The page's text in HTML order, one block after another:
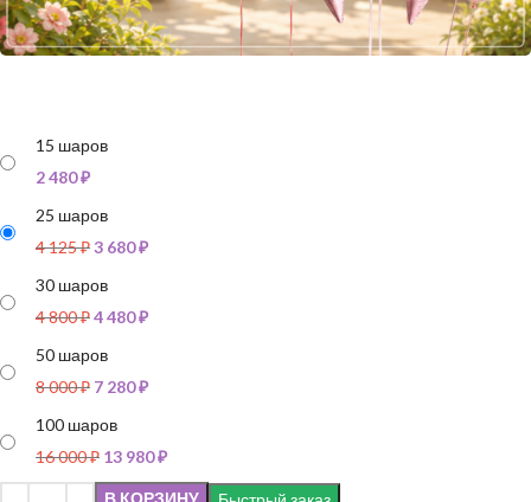
15 шаров
2 480₽
25 шаров
4 125₽3 680₽
30 шаров
4 800₽4 480₽
50 шаров
8 000₽ 7 280₽
100 шаров
16 000₽ 13 980₽
В КОРЗИНУ